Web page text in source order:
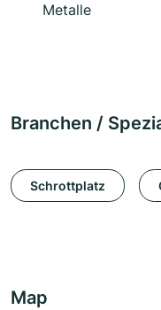
Metalle
Branchen /
Schrottplatz
Map